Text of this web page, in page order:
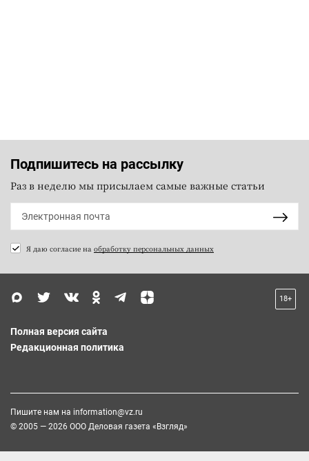
Подпишитесь на рассылку
Раз в неделю мы присылаем самые важные статьи
Я даю согласие на обработку персональных данных
18+
Полная версия сайта
Редакционная политика
Пишите нам на information@vz.ru
© 2005 — 2026 ООО Деловая газета «Взгляд»